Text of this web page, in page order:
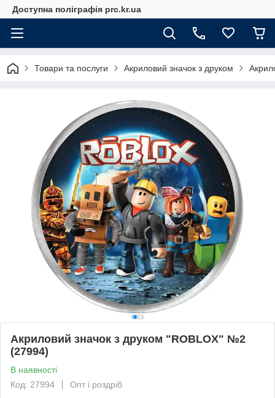
Доступна поліграфія prc.kr.ua
Товари та послуги Акриловий значок з друком
Акриловий значок з друком "ROBLOX" №2
(27994)
В наявності
Код: 27994
Опт і роздріб